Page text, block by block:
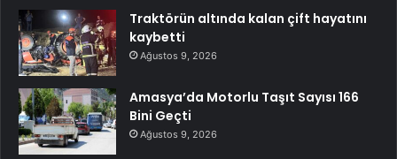
Traktörün altında kalan çift hayatını
kaybetti
Ağustos 9, 2026
Amasya’da Motorlu Taşıt Sayısı 166
Bini Geçti
Ağustos 9, 2026